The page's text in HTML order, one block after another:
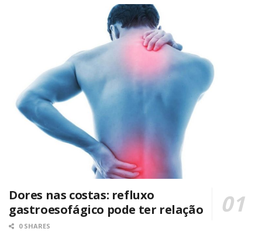
Dores nas costas: refluxo
gastroesofágico pode ter relação
0 SHARES